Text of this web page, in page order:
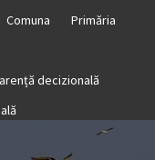
Comuna
Primăria
decizională